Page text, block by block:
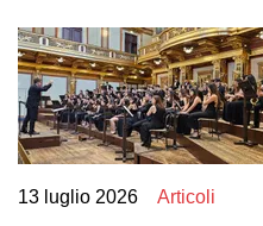
13 luglio 2026 Articoli